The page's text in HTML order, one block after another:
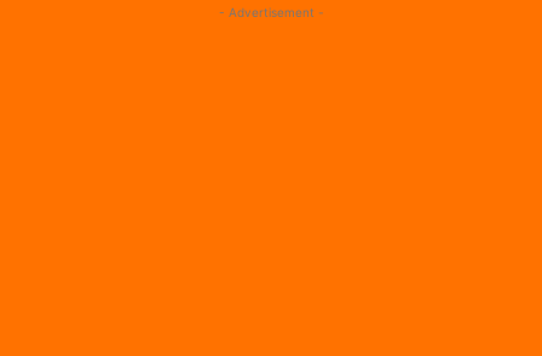
- Advertisement -